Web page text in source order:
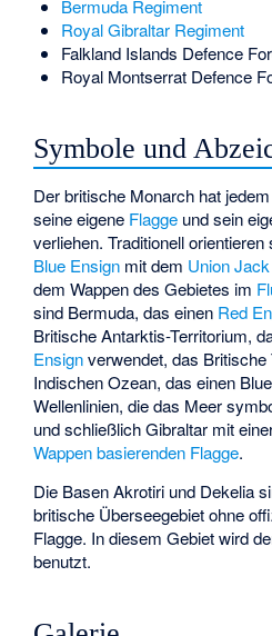
Bermuda Regiment
Royal Gibraltar Regiment
Falkland Islands Defence
Royal Montserrat Defence
Symbole und
Der britische Monarch hat
seine eigene Flagge und sein
verliehen. Traditionell
Blue Ensign mit dem Union Jack
dem Wappen des Gebietes im
sind Bermuda, das einen Red
Britische Antarktis-Territorium,
Ensignverwendet, das Britische
Indischen Ozean, das einen
Wellenlinien, die das Meer
und schließlich Gibraltar mit
Wappen basierenden Flagge.
Die Basen Akrotiri und Dekelia
britische Überseegebiet ohne
Flagge. In diesem Gebiet wird
benutzt.